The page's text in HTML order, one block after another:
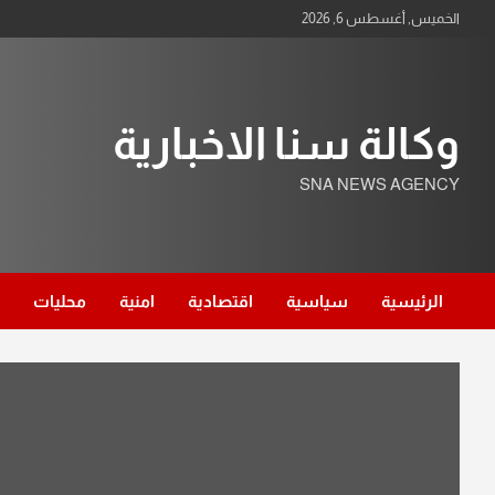
الخميس, أغسطس 6, 2026
وكالة سنا الاخبارية
SNA NEWS AGENCY
الرئيسية سياسية اقتصادية امنية محليات